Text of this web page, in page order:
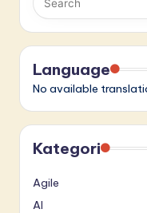
Language
No available
Kategori
Agile
AI